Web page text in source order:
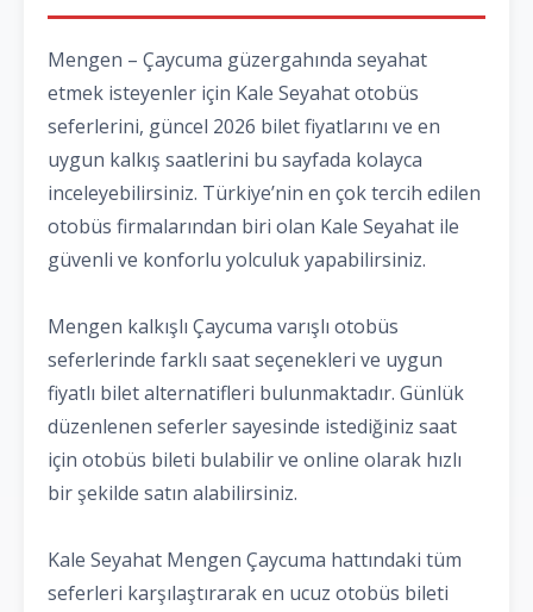
Mengen – Çaycuma güzergahında seyahat
etmek isteyenler için Kale Seyahat otobüs
seferlerini, güncel 2026 bilet fiyatlarını ve en
uygun kalkış saatlerini bu sayfada kolayca
inceleyebilirsiniz. Türkiye’nin en çok tercih edilen
otobüs firmalarından biri olan Kale Seyahat ile
güvenli ve konforlu yolculuk yapabilirsiniz.
Mengen kalkışlı Çaycuma varışlı otobüs
seferlerinde farklı saat seçenekleri ve uygun
fiyatlı bilet alternatifleri bulunmaktadır. Günlük
düzenlenen seferler sayesinde istediğiniz saat
için otobüs bileti bulabilir ve online olarak hızlı
bir şekilde satın alabilirsiniz.
Kale Seyahat Mengen Çaycuma hattındaki tüm
seferleri karşılaştırarak en ucuz otobüs bileti